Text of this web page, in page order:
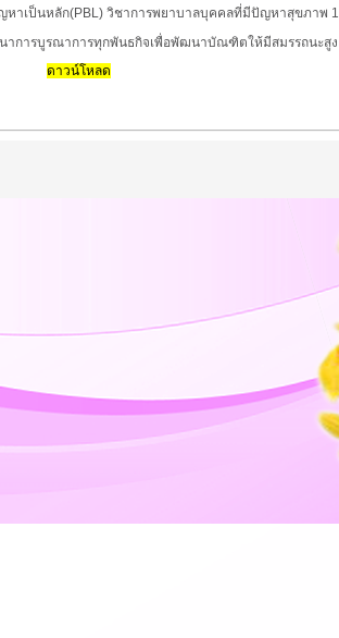
หาเป็นหลัก(PBL) วิชาการพยาบาลบุคคลที่มีปัญหาสุขภาพ 1
าการบูรณาการทุกพันธกิจเพื่อพัฒนาบัณฑิตให้มีสมรรถนะสูง
ดาวน์โหลด